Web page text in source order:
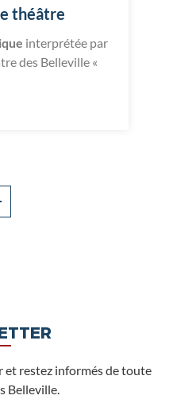
théâtre
interprétée par
des Belleville «
et restez informés de toute
Belleville.